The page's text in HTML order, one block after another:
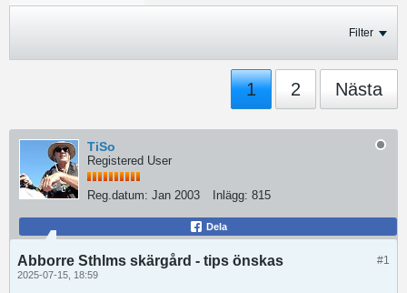
Filter
1 2 Nästa
TiSo
Registered User
Reg.datum: Jan 2003 Inlägg: 815
Dela
#1
Abborre Sthlms skärgård - tips önskas
2025-07-15, 18:59